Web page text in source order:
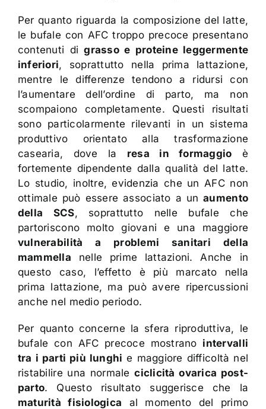
Per quanto riguarda la composizione del latte,
le bufale con AFC troppo precoce presentano
contenuti digrasso e proteine leggermente
inferiori, soprattutto nella prima lattazione,
mentre le differenze tendono a ridursi con
l’aumentare dell’ordine di parto, ma non
scompaiono completamente. Questi risultati
sono particolarmente rilevanti in un sistema
produttivo orientato alla trasformazione
casearia, dove la resa in formaggio è
fortemente dipendente dalla qualità del latte.
Lo studio, inoltre, evidenzia che un AFC non
ottimale può essere associato a unaumento
della SCS, soprattutto nelle bufale che
partoriscono molto giovani e una maggiore
vulnerabilità a problemi sanitari della
mammella nelle prime lattazioni. Anche in
questo caso, l’effetto è più marcato nella
prima lattazione, ma può avere ripercussioni
anche nel medio periodo.
Per quanto concerne la sfera riproduttiva, le
bufale con AFC precoce mostrano intervalli
tra i parti più lunghi e maggiore difficoltà nel
ristabilire una normaleciclicità ovarica post-
parto. Questo risultato suggerisce che la
maturità fisiologica al momento del primo